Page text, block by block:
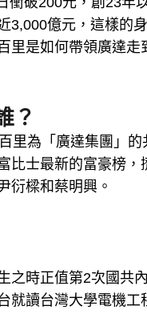
3,000億元，這樣的
里是如何帶領廣達
？
里為「廣達集團」
比士最新的富豪榜
衍樑和蔡明興。
之時正值第2次國共
就讀台灣大學電機